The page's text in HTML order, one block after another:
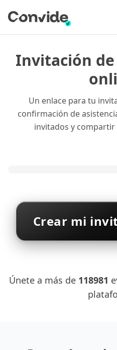
Invitación
Un enlace para tu
confirmación de
invitados y
Crear mi
Únete a más de 118981